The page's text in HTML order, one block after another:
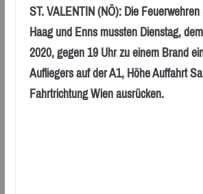
ST. VALENTIN (NÖ): Die
Haag und Enns mussten Dienstag,
2020, gegen 19 Uhr zu einem Brand
Aufliegers auf der A1, Höhe Auffahrt
Fahrtrichtung Wien ausrücken.